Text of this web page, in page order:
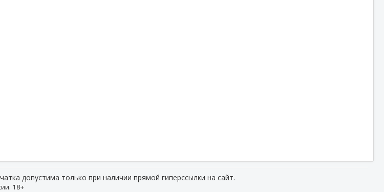
допустима только при наличии прямой гиперссылки на сайт.
18+